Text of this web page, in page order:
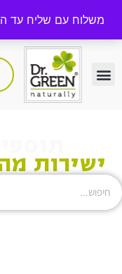
משלוח עם שליח עד הבית
ישירות